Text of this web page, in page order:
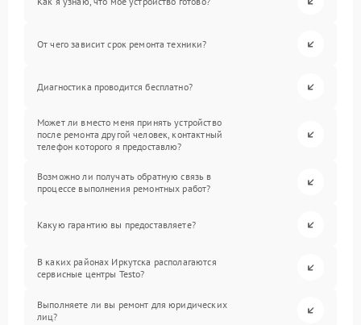
От чего зависит срок ремонта техники?
Диагностика проводится бесплатно?
Может ли вместо меня принять устройство
после ремонта другой человек, контактный
телефон которого я предоставлю?
Возможно ли получать обратную связь в
процессе выполнения ремонтных работ?
Какую гарантию вы предоставляете?
В каких районах Иркутска располагаются
сервисные центры Testo?
Выполняете ли вы ремонт для юридических
лиц?